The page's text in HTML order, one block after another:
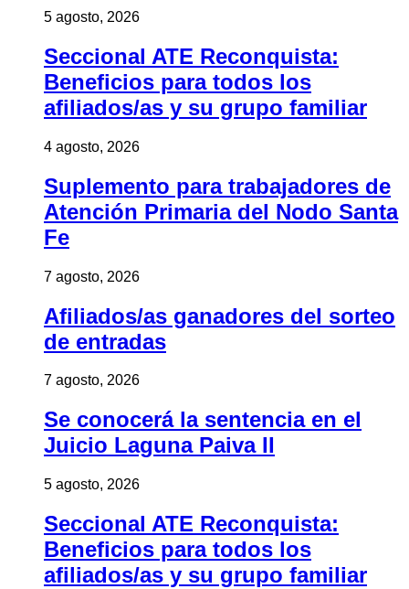
5 agosto, 2026
Seccional ATE Reconquista:
Beneficios para todos los
afiliados/as y su grupo familiar
4 agosto, 2026
Suplemento para trabajadores de
Atención Primaria del Nodo Santa
Fe
7 agosto, 2026
Afiliados/as ganadores del sorteo
de entradas
7 agosto, 2026
Se conocerá la sentencia en el
Juicio Laguna Paiva II
5 agosto, 2026
Seccional ATE Reconquista:
Beneficios para todos los
afiliados/as y su grupo familiar